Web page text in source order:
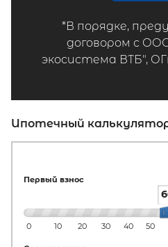
*В порядке,
договором с
экосистема ВТБ",
Ипотечный